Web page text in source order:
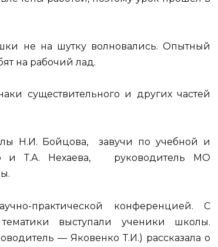
не на шутку волновались. Опытный
на рабочий лад.
существительного и других частей
Н.И. Бойцова, завучи по учебной и
и Т.А. Нехаева, руководитель МО
практической конференцией. С
выступали ученики школы.
— Яковенко Т.И.) рассказала о